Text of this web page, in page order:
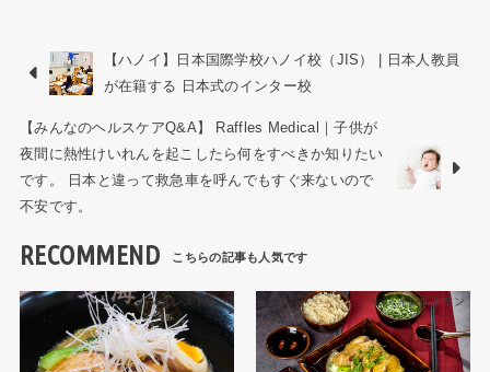
【ハノイ】日本国際学校ハノイ校（JIS） | 日本人教員
が在籍する 日本式のインター校
【みんなのヘルスケアQ&A】 Raffles Medical｜子供が
夜間に熱性けいれんを起こしたら何をすべきか知りたい
です。 日本と違って救急車を呼んでもすぐ来ないので
不安です。
RECOMMEND
ハノイレストラン ハノイレストラン